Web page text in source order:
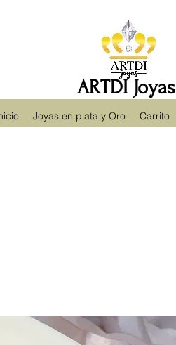
ARTDI Joyas
Joyas en plata y Oro Carrito